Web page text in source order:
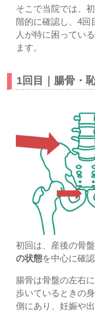
そこで当院では、
階的に確認し、4回
人が特に困ってい
ます。
1回目｜腸骨・
初回は、産後の骨
の状態を中心に確認
腸骨は骨盤の左右
歩いているときの
側にあり、妊娠や